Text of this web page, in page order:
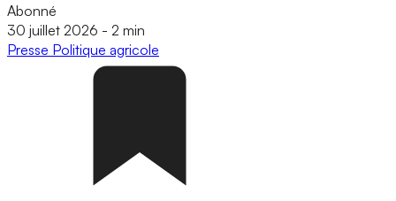
Abonné
30 juillet 2026 - 2 min
Presse Politique agricole